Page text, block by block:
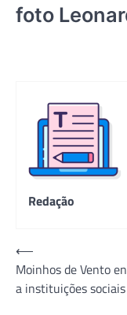
foto
Redação
Navegação
de
Post
⟵
Moinhos de Vento
a instituições sociais